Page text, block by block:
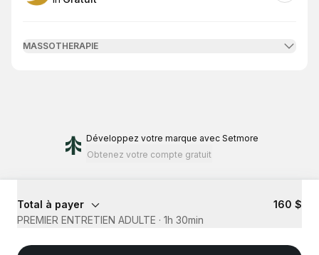
.Durée de l'appel
.Prix:
MASSOTHERAPIE
Développez votre marque avec Setmore
Obtenez votre compte gratuit
Total à payer
160 $
PREMIER ENTRETIEN ADULTE · 1h 30min